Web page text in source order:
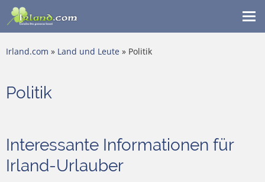
Irland.com » Land und Leute » Politik
Politik
Interessante Informationen für
Irland-Urlauber